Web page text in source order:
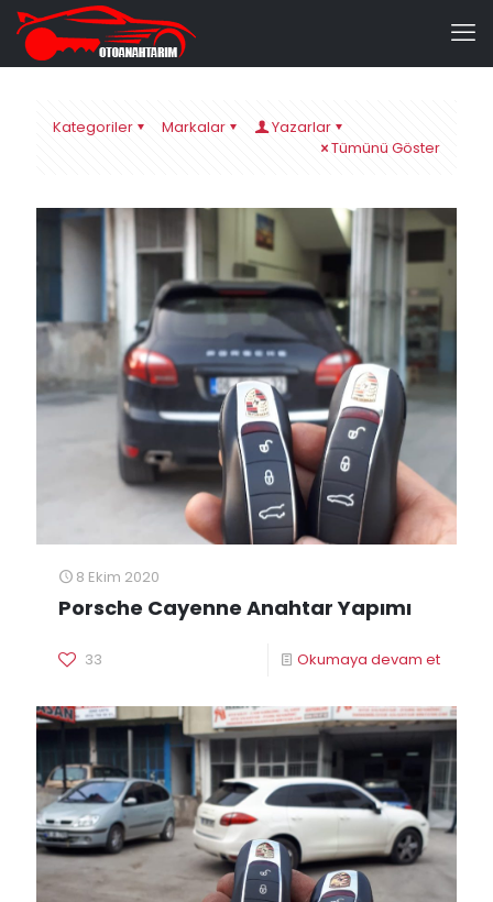
Kategoriler Markalar
Yazarlar
Tümünü Göster
8 Ekim 2020
Porsche Cayenne Anahtar Yapımı
33 Okumaya devam et